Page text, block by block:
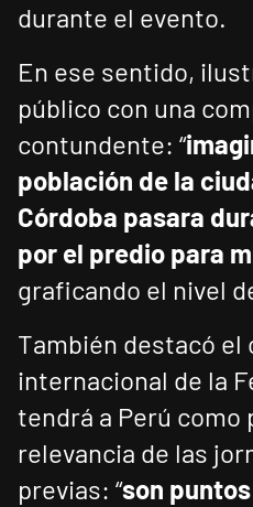
durante el evento.
En ese sentido,
público con una
contundente: “
población de la
Córdoba pasara
por el predio para
graficando el nivel
También destacó el
internacional de la
tendrá a Perú como
relevancia de las
previas: “son